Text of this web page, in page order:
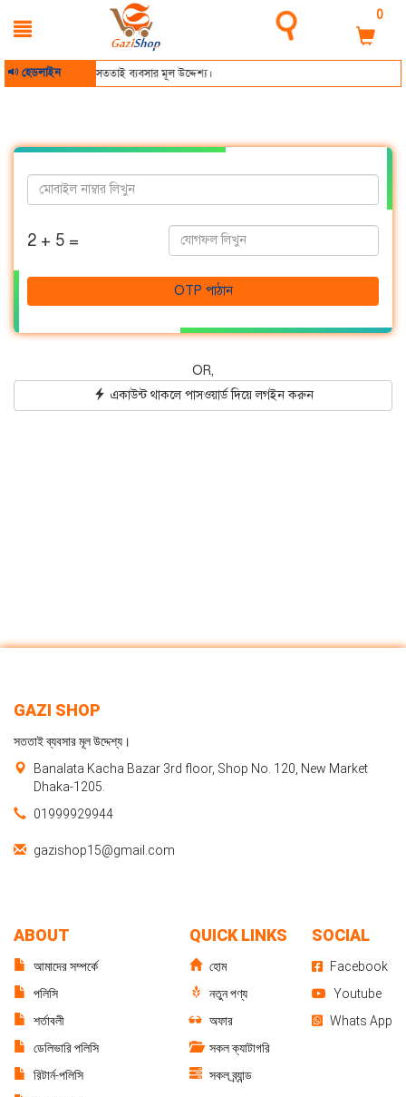
0
হেডলাইন
Gazi Shop - সততাই ব্যবসার মূল উদ্দেশ্য।
2 + 5 =
OTP পাঠান
OR,
একাউন্ট থাকলে পাসওয়ার্ড দিয়ে লগইন করুন
GAZI SHOP
সততাই ব্যবসার মূল উদ্দেশ্য।
Banalata Kacha Bazar 3rd floor, Shop No. 120, New Market
Dhaka-1205.
01999929944
gazishop15@gmail.com
ABOUT
আমাদের সম্পর্কে
পলিসি
শর্তাবলী
ডেলিভারি পলিসি
রিটার্ন-পলিসি
QUICK LINKS
হোম
নতুন পণ্য
অফার
সকল ক্যাটাগরি
সকল ব্র্যান্ড
SOCIAL
Facebook
Youtube
Whats App